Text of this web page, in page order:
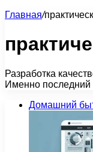
Главная/
Разработка
Именно последний
Домашний